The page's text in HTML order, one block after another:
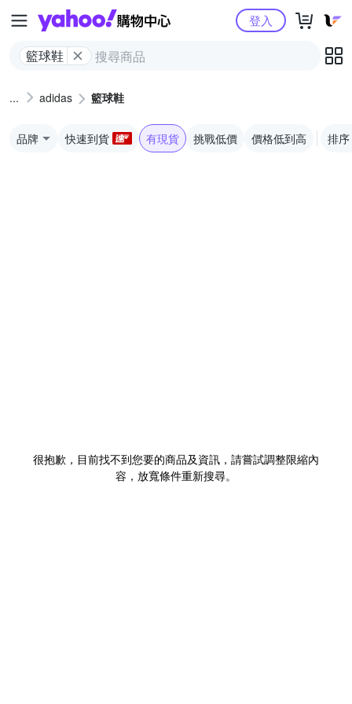
Yahoo購物中心
籃球鞋
登入
adidas 籃球鞋
品牌 快速到貨 有現貨 挑戰低價 價格低到高 排序
很抱歉，目前找不到您要的商品及資訊，請嘗試調整限縮內
容，放寬條件重新搜尋。